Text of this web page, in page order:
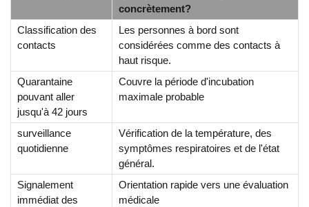
concrètement?
Classification des
contacts
Les personnes à bord sont
considérées comme des contacts à
haut risque.
Quarantaine
pouvant aller
jusqu'à 42 jours
Couvre la période d'incubation
maximale probable
surveillance
quotidienne
Vérification de la température, des
symptômes respiratoires et de l'état
général.
Signalement
immédiat des
Orientation rapide vers une évaluation
médicale